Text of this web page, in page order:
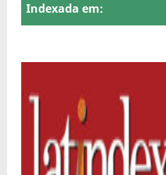
Indexada em: